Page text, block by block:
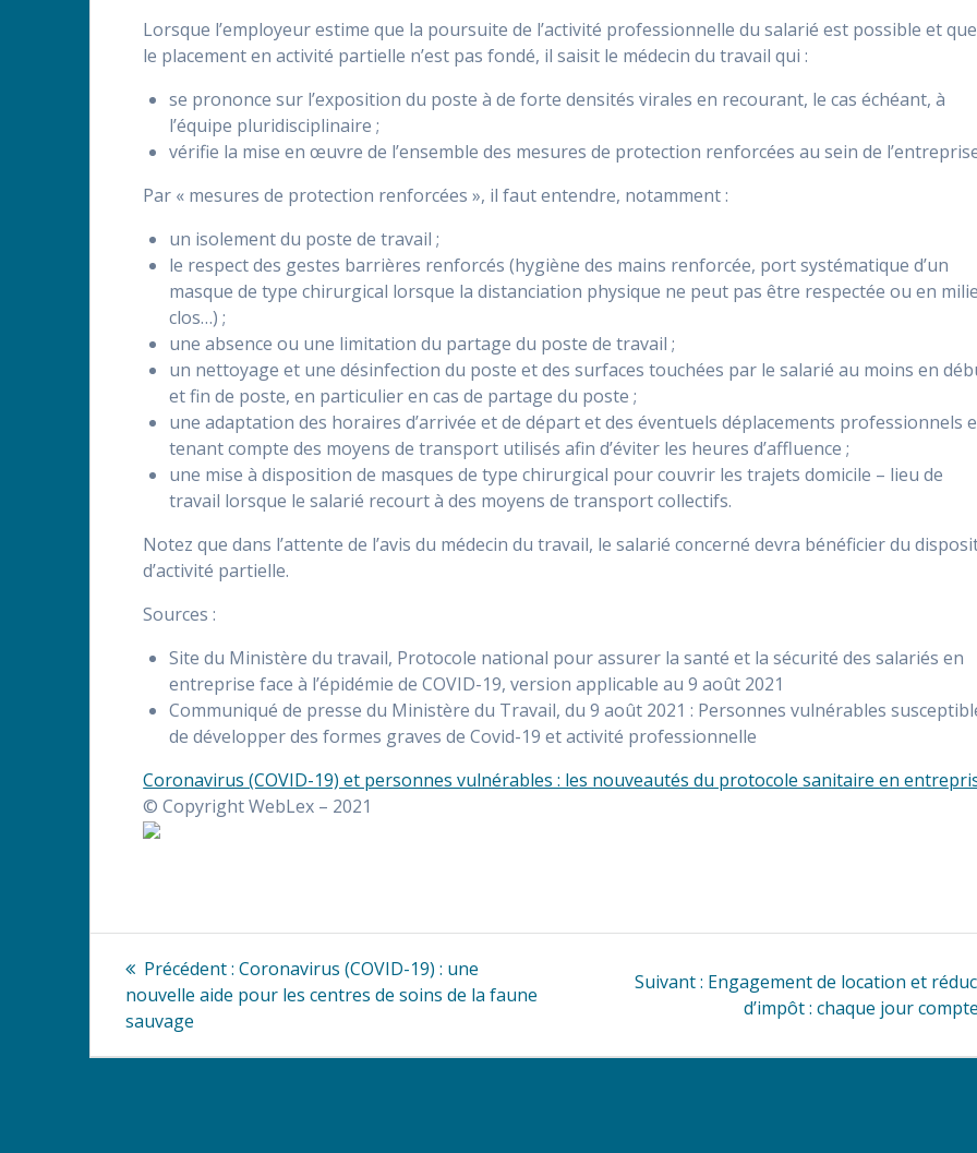
Lorsque l’employeur estime que la poursuite de l’activité professionnelle du salarié est possible et que
le placement en activité partielle n’est pas fondé, il saisit le médecin du travail qui :
se prononce sur l’exposition du poste à de forte densités virales en recourant, le cas échéant, à
l’équipe pluridisciplinaire ;
vérifie la mise en œuvre de l’ensemble des mesures de protection renforcées au sein de
Par « mesures de protection renforcées », il faut entendre, notamment :
un isolement du poste de travail ;
le respect des gestes barrières renforcés (hygiène des mains renforcée, port systématique d’un
masque de type chirurgical lorsque la distanciation physique ne peut pas être respectée ou en
clos…) ;
une absence ou une limitation du partage du poste de travail ;
un nettoyage et une désinfection du poste et des surfaces touchées par le salarié au moins en
et fin de poste, en particulier en cas de partage du poste ;
une adaptation des horaires d’arrivée et de départ et des éventuels déplacements professionnels
tenant compte des moyens de transport utilisés afin d’éviter les heures d’affluence ;
une mise à disposition de masques de type chirurgical pour couvrir les trajets domicile – lieu de
travail lorsque le salarié recourt à des moyens de transport collectifs.
Notez que dans l’attente de l’avis du médecin du travail, le salarié concerné devra bénéficier du
d’activité partielle.
Sources :
Site du Ministère du travail, Protocole national pour assurer la santé et la sécurité des salariés en
entreprise face à l’épidémie de COVID-19, version applicable au 9 août 2021
Communiqué de presse du Ministère du Travail, du 9 août 2021 : Personnes vulnérables
de développer des formes graves de Covid-19 et activité professionnelle
Coronavirus (COVID-19) et personnes vulnérables : les nouveautés du protocole sanitaire en
© Copyright WebLex – 2021
Navigation
de
l’article
Précédent : Article
précédent
Coronavirus (COVID-19) : une
nouvelle aide pour les centres de soins de la faune
sauvage
Suivant : Article
suivant
Engagement de location et
d’impôt : chaque jour